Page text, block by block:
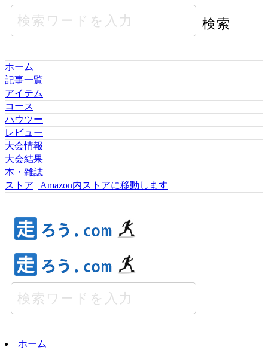
ホーム
記事一覧
アイテム
コース
ハウツー
レビュー
大会情報
大会結果
本・雑誌
ストア
Amazon内ストアに移動します
ホーム